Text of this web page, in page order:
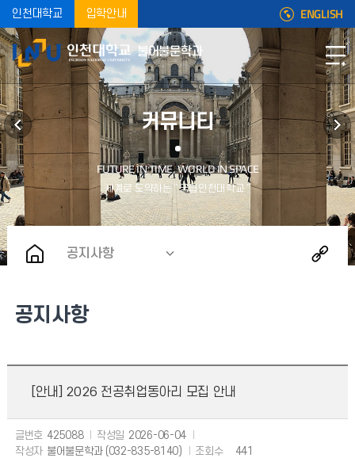
인천대학교 입학안내 ENGLISH
불어불문학과
커뮤니티
공지사항
공지사항
[안내] 2026 전공취업동아리 모집 안내
글번호 425088 작성일 2026-06-04
작성자 불어불문학과 (032-835-8140) 조회수 441